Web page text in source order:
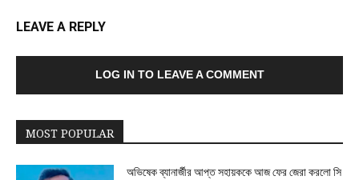
LEAVE A REPLY
LOG IN TO LEAVE A COMMENT
MOST POPULAR
অভিষেক ব্যানার্জীর আপ্ত সহায়ককে আজ ফের জেরা করলো সি